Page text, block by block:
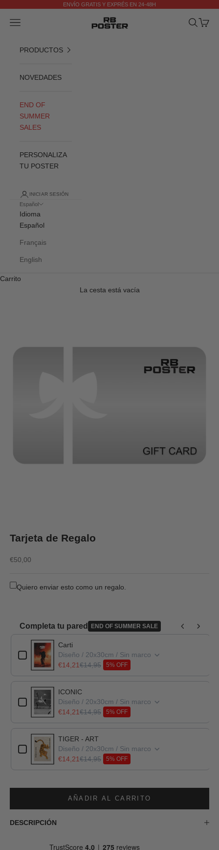
Anterior
ENVÍO GRATIS Y EXPRÉS EN 24-48H
RB POSTER
Menú Buscar
Cesta
PRODUCTOS
NOVEDADES
END OF
SUMMER
SALES
PERSONALIZA
TU POSTER
INICIAR SESIÓN
Español
Idioma
Español
Français
English
Carrito
La cesta está vacía
Tarjeta de Regalo
Precio de oferta
€50,00
Quiero enviar esto como un regalo.
Completa tu pared END OF SUMMER SALE
Use the Previous and Next buttons to navigate through product
Carti
Diseño / 20x30cm / Sin marco
€14,21€14,95 5% OFF
ICONIC
Diseño / 20x30cm / Sin marco
€14,21€14,95 5% OFF
TIGER - ART
Diseño / 20x30cm / Sin marco
€14,21€14,95 5% OFF
AÑADIR AL CARRITO
DESCRIPCIÓN